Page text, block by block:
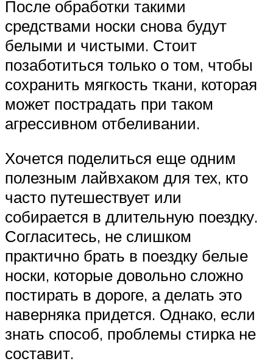
После обработки такими
средствами носки снова будут
белыми и чистыми. Стоит
позаботиться только о том, чтобы
сохранить мягкость ткани, которая
может пострадать при таком
агрессивном отбеливании.
Хочется поделиться еще одним
полезным лайвхаком для тех, кто
часто путешествует или
собирается в длительную поездку.
Согласитесь, не слишком
практично брать в поездку белые
носки, которые довольно сложно
постирать в дороге, а делать это
наверняка придется. Однако, если
знать способ, проблемы стирка не
составит.